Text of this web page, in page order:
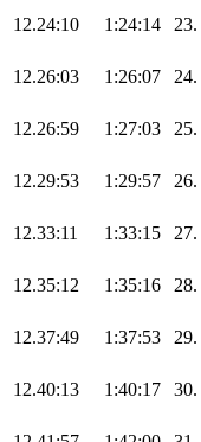
12.24:10 1:24:14 23.
12.26:03 1:26:07 24.
12.26:59 1:27:03 25.
12.29:53 1:29:57 26.
12.33:11 1:33:15 27.
12.35:12 1:35:16 28.
12.37:49 1:37:53 29.
12.40:13 1:40:17 30.